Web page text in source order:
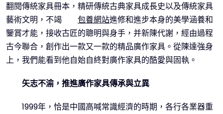
翻閱傳統家具冊本，精研傳統古典家具成長史以及傳統家具
藝術文明，不竭
包養網站進修和進步本身的美學涵養和
鑒賞才能，接收古匠的聰明與身手，并新陳代謝，經由過程
古今聯合，創作出一款又一款的精品廣作家具。從陳達強身
上，我們能看到他自始自終對廣作家具的酷愛與固執。
矢志不渝，推進廣作家具傳承與立異
1999年，恰是中國高喊常識經濟的時期，各行各業器重